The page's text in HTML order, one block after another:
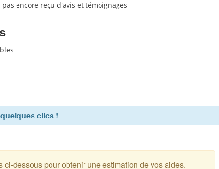
encore reçu d'avis et témoignages
-